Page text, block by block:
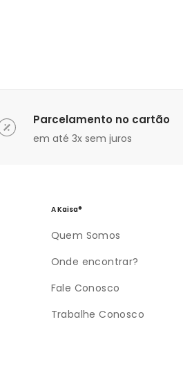
Parcelamento no cartão
em até 3x sem juros
A Kaisa®
Quem Somos
Onde encontrar?
Fale Conosco
Trabalhe Conosco